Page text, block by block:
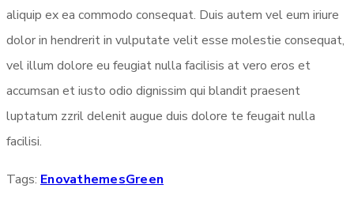
aliquip ex ea commodo consequat. Duis autem vel eum iriure
dolor in hendrerit in vulputate velit esse molestie consequat,
vel illum dolore eu feugiat nulla facilisis at vero eros et
accumsan et iusto odio dignissim qui blandit praesent
luptatum zzril delenit augue duis dolore te feugait nulla
facilisi.
Tags: EnovathemesGreen